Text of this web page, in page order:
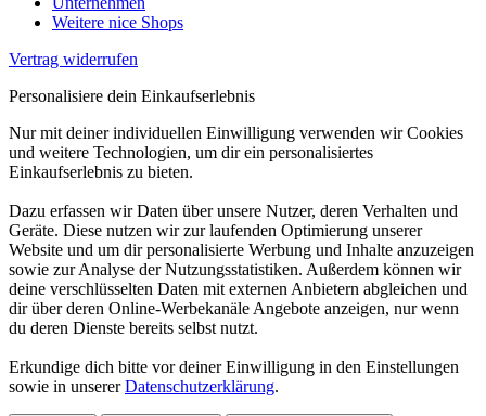
Weitere nice Shops
Vertrag widerrufen
Personalisiere dein Einkaufserlebnis
Nur mit deiner individuellen Einwilligung verwenden wir Cookies
und weitere Technologien, um dir ein personalisiertes
Einkaufserlebnis zu bieten.
Dazu erfassen wir Daten über unsere Nutzer, deren Verhalten und
Geräte. Diese nutzen wir zur laufenden Optimierung unserer
Website und um dir personalisierte Werbung und Inhalte anzuzeigen
sowie zur Analyse der Nutzungsstatistiken. Außerdem können wir
deine verschlüsselten Daten mit externen Anbietern abgleichen und
dir über deren Online-Werbekanäle Angebote anzeigen, nur wenn
du deren Dienste bereits selbst nutzt.
Erkundige dich bitte vor deiner Einwilligung in den Einstellungen
sowie in unsererDatenschutzerklärung.